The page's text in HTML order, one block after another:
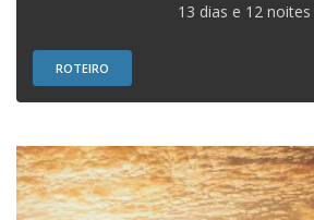
13 dias e 12 noites
ROTEIRO